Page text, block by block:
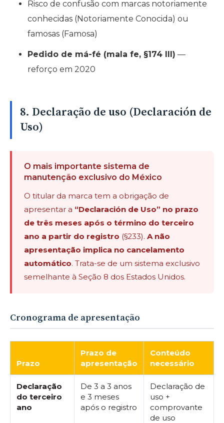
Risco de confusão com marcas notoriamente
conhecidas (Notoriamente Conocida) ou
famosas (Famosa)
Pedido de má-fé (mala fe, §174 III) —
reforço em 2020
8. Declaração de uso (Declaración de
Uso)
O mais importante sistema de
manutenção exclusivo do México
O titular da marca tem a obrigação de
apresentar a “Declaración de Uso” no prazo
de três meses após o término do terceiro
ano a partir do registro (§233). A não
apresentação implica no cancelamento
automático. Trata-se de um sistema exclusivo
semelhante à Seção 8 dos Estados Unidos.
Cronograma de apresentação
Prazo
Prazo de
apresentação
Conteúdo
necessário
Declaração
do terceiro
ano
De 3 a 3 anos
e 3 meses
após o registro
Declaração de
uso +
comprovante
de uso